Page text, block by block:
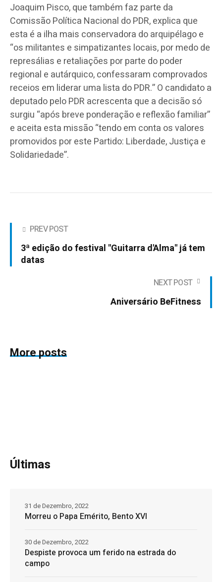
Joaquim Pisco, que também faz parte da
Comissão Política Nacional do PDR, explica que
esta é a ilha mais conservadora do arquipélago e
“os militantes e simpatizantes locais, por medo de
represálias e retaliações por parte do poder
regional e autárquico, confessaram comprovados
receios em liderar uma lista do PDR.” O candidato a
deputado pelo PDR acrescenta que a decisão só
surgiu “após breve ponderação e reflexão familiar”
e aceita esta missão “tendo em conta os valores
promovidos por este Partido: Liberdade, Justiça e
Solidariedade”.
PREV POST
3ª edição do festival "Guitarra d'Alma" já tem
datas
NEXT POST
Aniversário BeFitness
More posts
Últimas
Morreu o Papa Emérito, Bento XVI
31 de Dezembro, 2022
Despiste provoca um ferido na estrada do
campo
30 de Dezembro, 2022